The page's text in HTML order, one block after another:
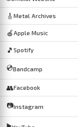
🎸 Metal Archives
🍎 Apple Music
🎵 Spotify
💿Bandcamp
👥Facebook
📷Instagram